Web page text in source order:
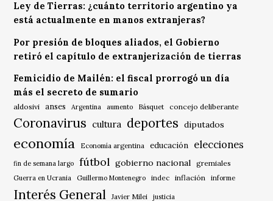
Ley de Tierras: ¿cuánto territorio argentino ya
está actualmente en manos extranjeras?
Por presión de bloques aliados, el Gobierno
retiró el capítulo de extranjerización de tierras
Femicidio de Mailén: el fiscal prorrogó un día
más el secreto de sumario
aldosivi anses Argentina aumento Básquet concejo deliberante
Coronavirus cultura deportes diputados
economía Economía argentina educación elecciones
fin de semana largo fútbol gobierno nacional gremiales
Guerra en Ucrania Guillermo Montenegro indec inflación informe
Interés General Javier Milei justicia